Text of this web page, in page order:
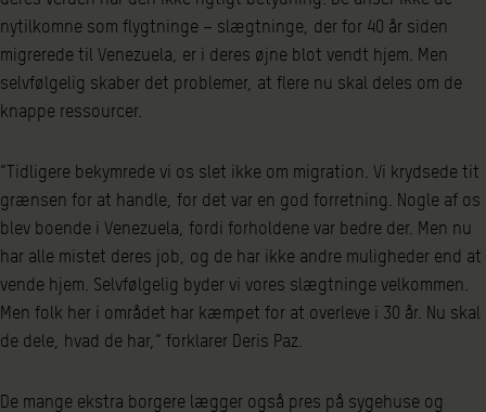
nytilkomne som flygtninge – slægtninge, der for 40 år siden
migrerede til Venezuela, er i deres øjne blot vendt hjem. Men
selvfølgelig skaber det problemer, at flere nu skal deles om de
knappe ressourcer.
”Tidligere bekymrede vi os slet ikke om migration. Vi krydsede tit
grænsen for at handle, for det var en god forretning. Nogle af os
blev boende i Venezuela, fordi forholdene var bedre der. Men nu
har alle mistet deres job, og de har ikke andre muligheder end at
vende hjem. Selvfølgelig byder vi vores slægtninge velkommen.
Men folk her i området har kæmpet for at overleve i 30 år. Nu skal
de dele, hvad de har,” forklarer Deris Paz.
De mange ekstra borgere lægger også pres på sygehuse og